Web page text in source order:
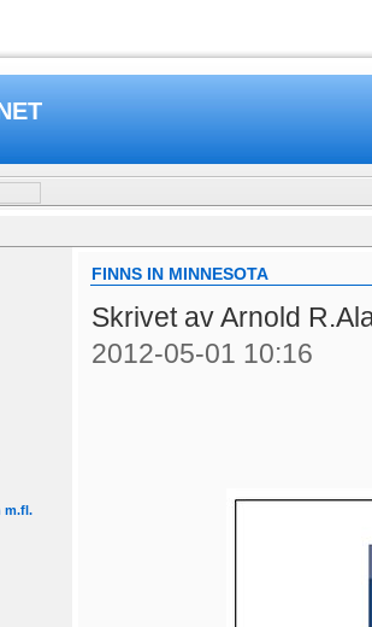
m.fl.
FINNS IN MINNESOTA
Skrivet av Arnold
2012-05-01 10:16